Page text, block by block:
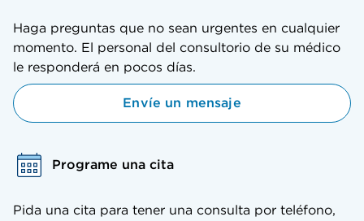
Haga preguntas que no sean urgentes en cualquier
momento. El personal del consultorio de su médico
le responderá en pocos días.
Envíe un mensaje
Programe una cita
Pida una cita para tener una consulta por teléfono,